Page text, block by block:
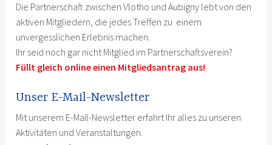
Die Partnerschaft zwischen Vlotho und Aubigny lebt von den
aktiven Mitgliedern, die jedes Treffen zu einem
unvergesslichen Erlebnis machen.
Ihr seid noch gar nicht Mitglied im Partnerschaftsverein?
Füllt gleich online einen Mitgliedsantrag aus!
Unser E-Mail-Newsletter
Mit unserem E-Mail-Newsletter erfahrt Ihr alles zu unseren
Aktivitäten und Veranstaltungen.